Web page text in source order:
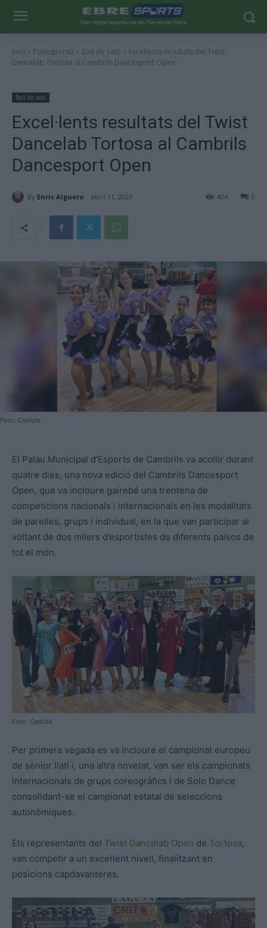
Inici Poliesportiu Ball de saló
Excel·lents resultats del Twist
Dancelab Tortosa al Cambrils Dancesport Open
Ball de saló
Excel·lents resultats del Twist
Dancelab Tortosa al Cambrils
Dancesport Open
By Enric Alguero abril 11, 2023 0
404
Foto: Cedida
El Palau Municipal d’Esports de Cambrils va acollir durant
quatre dies, una nova edició del Cambrils Dancesport
Open, que va incloure gairebé una trentena de
competicions nacionals i internacionals en les modalitats
de parelles, grups i individual, en la que van participar al
voltant de dos milers d’esportistes de diferents països de
tot el món.
Foto: Cedida
Per primera vegada es va incloure el campionat europeu
de sènior llatí i, una altra novetat, van ser els campionats
internacionals de grups coreogràfics i de Solo Dance
consolidant-se el campionat estatal de seleccions
autonòmiques.
Els representants del Twist Dancelab Open de Tortosa,
van competir a un excel·lent nivell, finalitzant en
posicions capdavanteres.